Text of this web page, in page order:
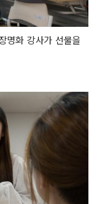
명화 강사가 선물을